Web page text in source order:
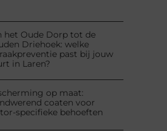
het Oude Dorp tot de
Driehoek: welke
past bij jouw
in Laren?
op maat:
coaten voor
specifieke behoeften